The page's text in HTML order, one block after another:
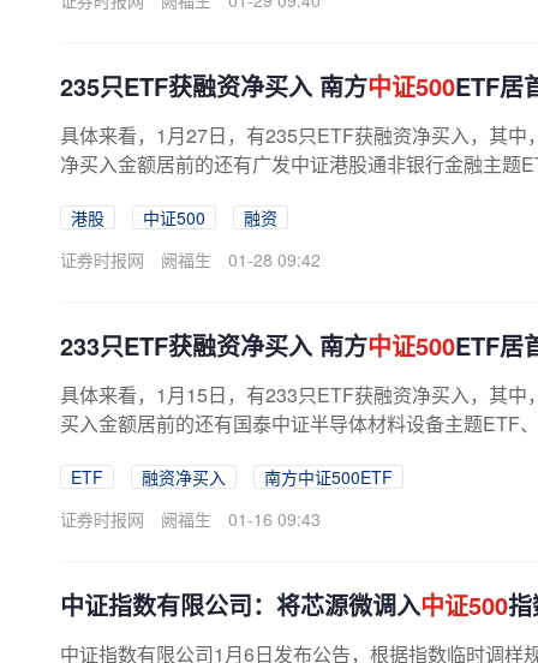
235只ETF获融资净买入 南方中证500ETF居
具体来看，1月27日，有235只ETF获融资净买入，其中
净买入金额居前的还有广发中证港股通非银行金融主
港股 中证500
融资
证券时报网
阙福生 01-28 09:42
233只ETF获融资净买入 南方中证500ETF居
具体来看，1月15日，有233只ETF获融资净买入，其中
买入金额居前的还有国泰中证半导体材料设备主题ETF
ETF 融资净买入
南方中证500ETF
证券时报网
阙福生 01-16 09:43
中证指数有限公司：将芯源微调入中证500
中证指数有限公司1月6日发布公告，根据指数临时调样